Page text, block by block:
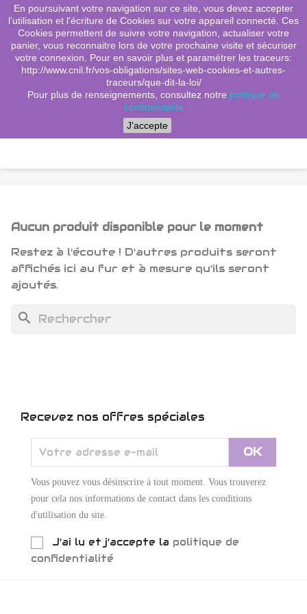
shopping_cart (0)

search
Menu
Aucun produit disponible pour le moment
Restez à l'écoute ! D'autres produits seront
affichés ici au fur et à mesure qu'ils seront
ajoutés.
search
Recevez nos offres spéciales
Vous pouvez vous désinscrire à tout moment. Vous trouverez
pour cela nos informations de contact dans les conditions
d'utilisation du site.
J'ai lu et j'accepte la politique de
confidentialité
En poursuivant votre navigation sur ce site, vous devez accepter
l’utilisation et l'écriture de Cookies sur votre appareil connecté. Ces
Cookies permettent de suivre votre navigation, actualiser votre
panier, vous reconnaitre lors de votre prochaine visite et sécuriser
votre connexion. Pour en savoir plus et paramétrer les traceurs:
http://www.cnil.fr/vos-obligations/sites-web-cookies-et-autres-
traceurs/que-dit-la-loi/
Pour plus de renseignements, consultez notre politique de
confidentialité
J'accepte